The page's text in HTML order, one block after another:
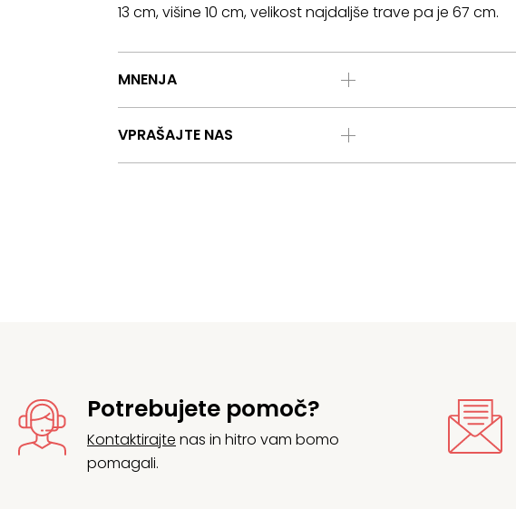
13 cm, višine 10 cm, velikost najdaljše trave pa je 67 cm.
MNENJA
VPRAŠAJTE NAS
Potrebujete pomoč?
Kontaktirajte nas in hitro vam bomo
pomagali.